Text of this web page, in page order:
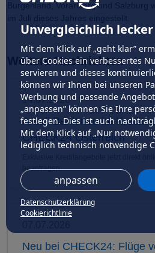
Unvergleichlich lecker
Mit dem Klick auf „geht klar”
über Cookies ein verbessertes
servieren und dieses
können wir Ihnen bei unseren
Werbung und passende
„anpassen” können Sie Ihre
festlegen. Dies ist auch
Mit dem Klick auf „Nur
lediglich technisch notwendige
anpassen
Datenschutzerklärung
Cookierichtlinie
Burgenland, Vorarlberg und Salzburg
Weitere Nachrichten
14.07.2026
Anadi Bank neu im
CHECK24 Österreich
beantragen
Neu bei CHECK24: Flüge